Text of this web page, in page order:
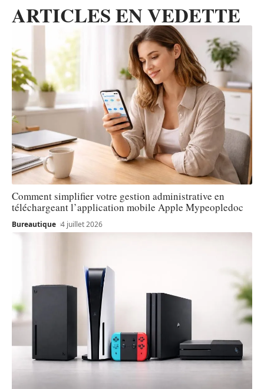
ARTICLES EN VEDETTE
Comment simplifier votre gestion administrative en
téléchargeant l’application mobile Apple Mypeopledoc
Bureautique 4 juillet 2026